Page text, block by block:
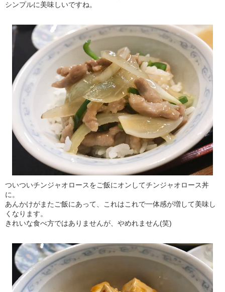
シンプルに美味しいですね。
ついついチンジャオロースをご飯にオンしてチンジャオロース丼
に。
あんかけがまたご飯にあって、これはこれで一体感が増して美味し
くなります。
きれいな食べ方ではありませんが、やめれません(笑)